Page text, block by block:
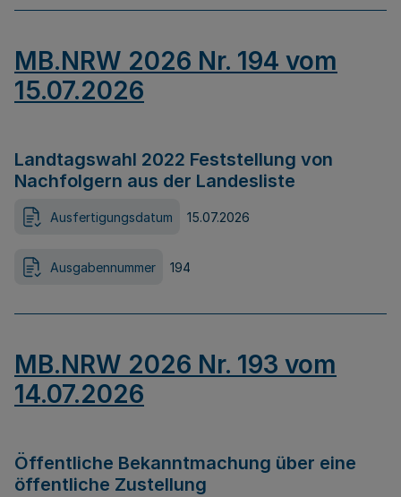
MB.NRW 2026 Nr. 194 vom
15.07.2026
Landtagswahl 2022 Feststellung von
Nachfolgern aus der Landesliste
Ausfertigungsdatum 15.07.2026
Ausgabennummer 194
MB.NRW 2026 Nr. 193 vom
14.07.2026
Öffentliche Bekanntmachung über eine
öffentliche Zustellung